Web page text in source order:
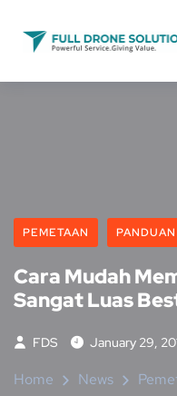
PEMETAAN
Cara Mudah
Sangat Luas
FDS January 29,
Home News